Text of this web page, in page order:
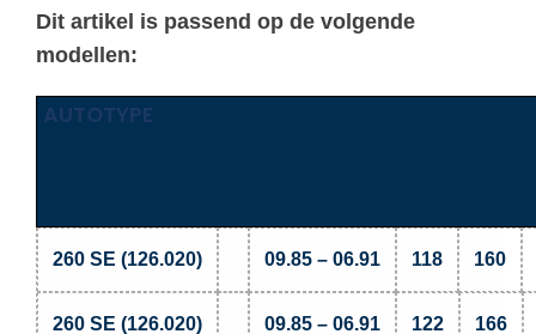
Dit artikel is passend op de volgende
modellen:
AUTOTYPE
260 SE (126.020) 09.85 – 06.91 118 160
260 SE (126.020) 09.85 – 06.91 122 166